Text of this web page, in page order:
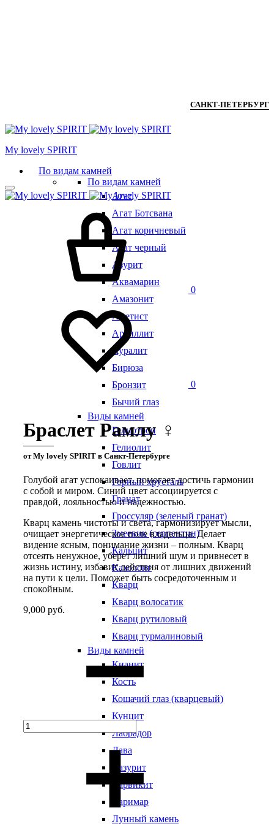
САНКТ-ПЕТЕРБУРГ
Мy lovely SPIRIT
По видам камней
По видам камней
Агат
Агат Ботсвана
Агат коричневый
Агат черный
Азурит
Аквамарин
Амазонит
Аметист
Аргиллит
Ауралит
Бирюза
Бронзит
Бычий глаз
Виды камней
Гелиотроп
Гелиолит
Говлит
Горный хрусталь
Гранат
Гроссуляр (зеленый гранат)
Змеевик (серпентин)
Кальцит
Кахолонг
Кварц
Кварц волосатик
Кварц рутиловый
Кварц турмалиновый
Виды камней
Кианит
Кость
Кошачий глаз (кварцевый)
Кунцит
Лабрадор
Лава
Лазурит
Ларвикит
Ларимар
Лунный камень
0
0
Браслет Рамлу ♀
от My lovely SPIRIT в Санкт-Петербурге
Голубой агат успокаивает, помогает достичь гармонии
с собой и миром. Синий цвет ассоциируется с
правдой, лояльностью и надежностью.
Кварц камень чистоты и света, гармонизирует мысли,
очищает энергетическое поле владельца. Делает
видение ясным, понимание жизни – полным. Кварц
отсеять ненужное, уберет лишний шум и привнесет в
жизнь истину, избавит действия от лишних движений
на пути к цели. Поможет быть сосредоточенным и
спокойным.
9,000 руб.